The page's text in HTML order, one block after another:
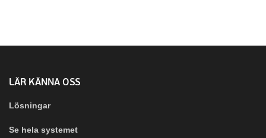
LÄR KÄNNA OSS
Lösningar
Se hela systemet